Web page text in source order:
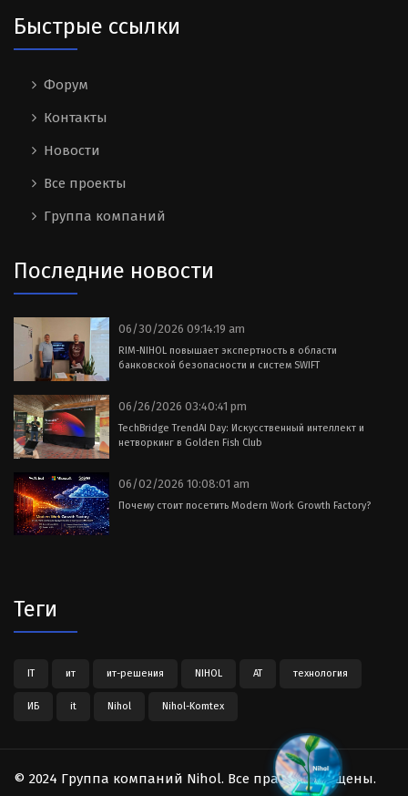
Быстрые ссылки
Форум
Контакты
Новости
Все проекты
Группа компаний
Последние новости
06/30/2026 09:14:19 am
RIM-NIHOL повышает экспертность в области
банковской безопасности и систем SWIFT
06/26/2026 03:40:41 pm
TechBridge TrendAI Day: Искусственный интеллект и
нетворкинг в Golden Fish Club
06/02/2026 10:08:01 am
Почему стоит посетить Modern Work Growth Factory?
Теги
IT ит ит-решения NIHOL АТ технология
ИБ it Nihol Nihol-Komtex
© 2024 Группа компаний Nihol. Все права защищены.